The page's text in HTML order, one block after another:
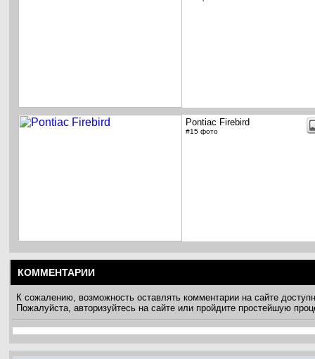
Pontiac Firebird
#15 фото
КОММЕНТАРИИ
К сожалению, возможность оставлять комментарии на сайте
Пожалуйста, авторизуйтесь на сайте или пройдите простейшую